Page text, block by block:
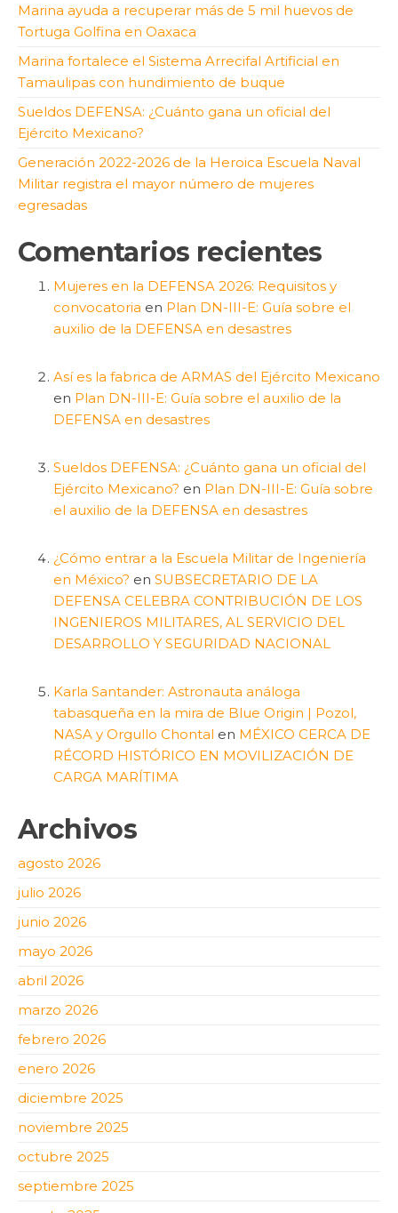
Marina ayuda a recuperar más de 5 mil huevos de
Tortuga Golfina en Oaxaca
Marina fortalece el Sistema Arrecifal Artificial en
Tamaulipas con hundimiento de buque
Sueldos DEFENSA: ¿Cuánto gana un oficial del
Ejército Mexicano?
Generación 2022-2026 de la Heroica Escuela Naval
Militar registra el mayor número de mujeres
egresadas
Comentarios recientes
Mujeres en la DEFENSA 2026: Requisitos y
convocatoria en Plan DN-III-E: Guía sobre el
auxilio de la DEFENSA en desastres
Así es la fabrica de ARMAS del Ejército Mexicano
en Plan DN-III-E: Guía sobre el auxilio de la
DEFENSA en desastres
Sueldos DEFENSA: ¿Cuánto gana un oficial del
Ejército Mexicano? en Plan DN-III-E: Guía sobre
el auxilio de la DEFENSA en desastres
¿Cómo entrar a la Escuela Militar de Ingeniería
en México? en SUBSECRETARIO DE LA
DEFENSA CELEBRA CONTRIBUCIÓN DE LOS
INGENIEROS MILITARES, AL SERVICIO DEL
DESARROLLO Y SEGURIDAD NACIONAL
Karla Santander: Astronauta análoga
tabasqueña en la mira de Blue Origin | Pozol,
NASA y Orgullo Chontal en MÉXICO CERCA DE
RÉCORD HISTÓRICO EN MOVILIZACIÓN DE
CARGA MARÍTIMA
Archivos
agosto 2026
julio 2026
junio 2026
mayo 2026
abril 2026
marzo 2026
febrero 2026
enero 2026
diciembre 2025
noviembre 2025
octubre 2025
septiembre 2025